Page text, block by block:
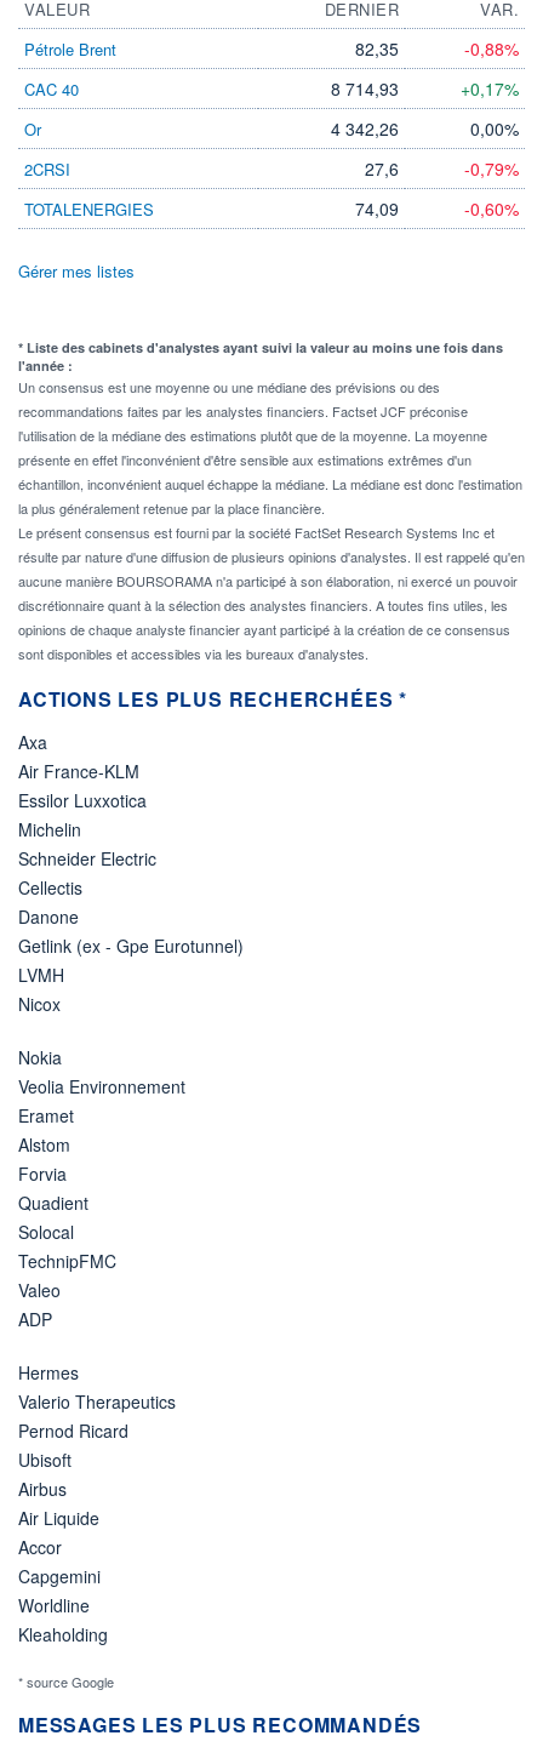
VALEUR DERNIER
VAR.
Pétrole Brent
82,35 -0,88%
CAC 40 8 714,93 +0,17%
Or 4 342,26 0,00%
2CRSI 27,6 -0,79%
TOTALENERGIES 74,09 -0,60%
Gérer mes listes
* Liste des cabinets d'analystes ayant suivi la valeur au moins une fois dans
l'année :
Un consensus est une moyenne ou une médiane des prévisions ou des
recommandations faites par les analystes financiers. Factset JCF préconise
l'utilisation de la médiane des estimations plutôt que de la moyenne. La moyenne
présente en effet l'inconvénient d'être sensible aux estimations extrêmes d'un
échantillon, inconvénient auquel échappe la médiane. La médiane est donc l'estimation
la plus généralement retenue par la place financière.
Le présent consensus est fourni par la société FactSet Research Systems Inc et
résulte par nature d'une diffusion de plusieurs opinions d'analystes. Il est rappelé qu'en
aucune manière BOURSORAMA n'a participé à son élaboration, ni exercé un pouvoir
discrétionnaire quant à la sélection des analystes financiers. A toutes fins utiles, les
opinions de chaque analyste financier ayant participé à la création de ce consensus
sont disponibles et accessibles via les bureaux d'analystes.
ACTIONS LES PLUS RECHERCHÉES *
Axa
Air France-KLM
Essilor Luxxotica
Michelin
Schneider Electric
Cellectis
Danone
Getlink (ex - Gpe Eurotunnel)
LVMH
Nicox
Nokia
Veolia Environnement
Eramet
Alstom
Forvia
Quadient
Solocal
TechnipFMC
Valeo
ADP
Hermes
Valerio Therapeutics
Pernod Ricard
Ubisoft
Airbus
Air Liquide
Accor
Capgemini
Worldline
Kleaholding
* source Google
MESSAGES LES PLUS RECOMMANDÉS